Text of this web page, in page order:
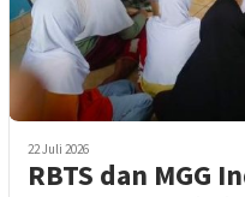
22 Juli 2026
RBTS dan MGG